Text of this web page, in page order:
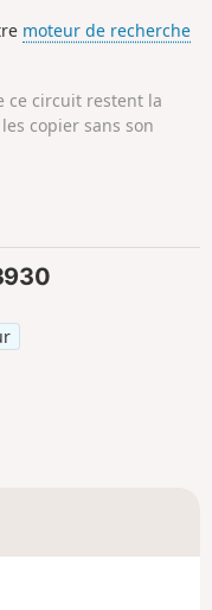
moteur de recherche
ce circuit restent la
copier sans son